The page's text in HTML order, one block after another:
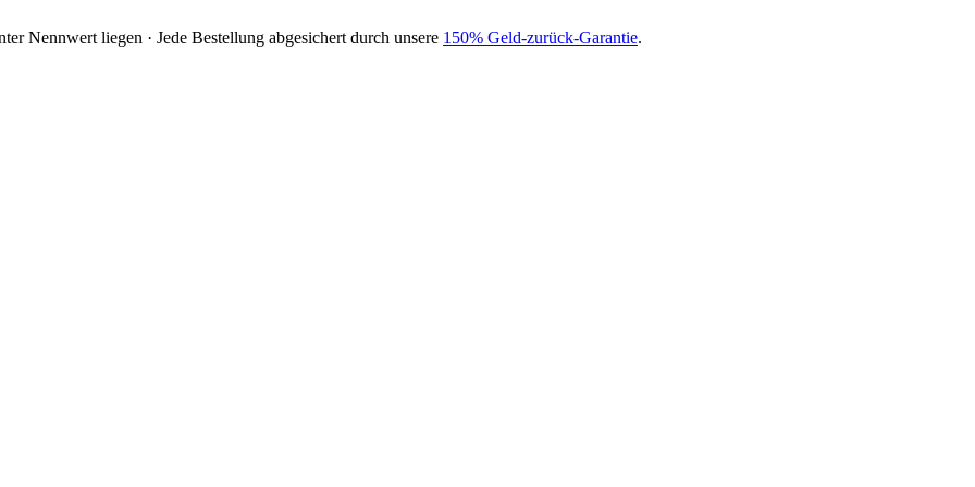
Nennwert liegen · Jede Bestellung abgesichert durch unsere 150% Geld-zurück-Garantie.